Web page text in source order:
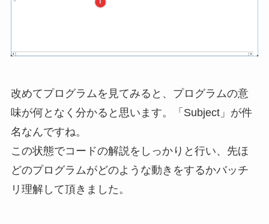
改めてプログラムを見てみると、プログラムの意
味が何となく分かると思います。「Subject」が件
名なんですね。
この状態でコードの解説をしっかりと行い、先ほ
どのプログラムがどのような動きをするかバッチ
リ理解して頂きました。